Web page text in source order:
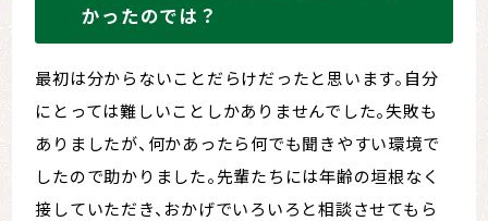
かったのでは？
最初は分からないことだらけだったと思います。自分
にとっては難しいことしかありませんでした。失敗も
ありましたが、何かあったら何でも聞きやすい環境で
したので助かりました。先輩たちには年齢の垣根なく
接していただき、おかげでいろいろと相談させてもら